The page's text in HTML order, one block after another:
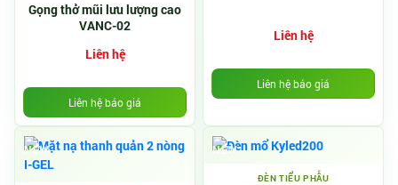
Gọng thở mũi lưu lượng cao
VANC-02
Liên hệ
Liên hệ báo giá
Liên hệ
Liên hệ báo giá
NEW NEW
ĐÈN TIỂU PHẪU